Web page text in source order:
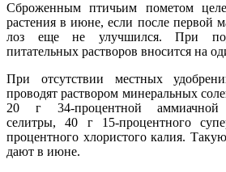
Сброженным птичьим пометом
растения в июне, если после первой
лоз еще не улучшился. При
питательных растворов вносится на
При отсутствии местных
проводят раствором минеральных
20 г 34-процентной аммиачной
селитры, 40 г 15-процентного
процентного хлористого калия.
дают в июне.